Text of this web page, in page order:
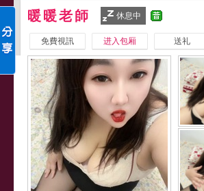
暖暖老師 休息中
免費視訊 进入包厢 送礼